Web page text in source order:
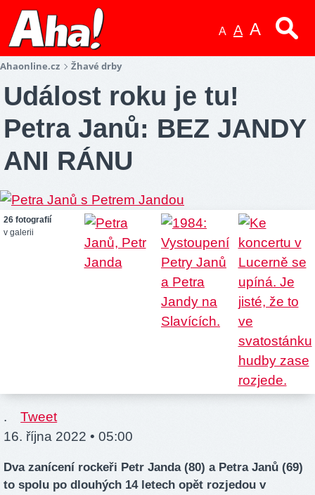
A A A
Ahaonline.cz Žhavé drby
Událost roku je tu!
Petra Janů: BEZ JANDY
ANI RÁNU
26 fotografií
v galerii
.
Tweet
16. října 2022 • 05:00
Dva zanícení rockeři Petr Janda (80) a Petra Janů (69)
to spolu po dlouhých 14 letech opět rozjedou v